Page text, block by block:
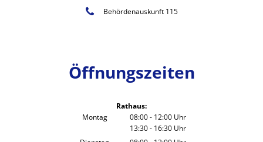
Behördenauskunft 115
Öffnungszeiten
Rathaus:
Montag
08:00- 12:00 Uhr
Von 08:00 bis 12:00 Uhr
13:30- 16:30 Uhr
Von 13:30 bis 16:30 Uhr